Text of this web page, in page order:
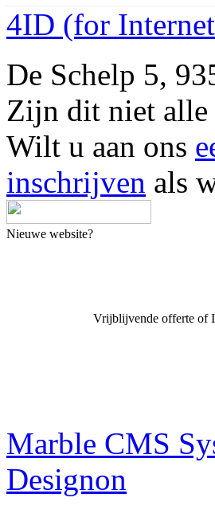
4ID (for
De Schelp 5,
Zijn dit niet alle
Wilt u aan ons
inschrijven als
Nieuwe website?
Vrijblijvende offerte of
Marble CMS
Designon